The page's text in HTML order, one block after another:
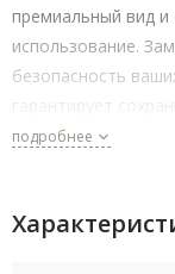
премиальный вид
использование.
безопасность
гарантирует
время поездки.
двойными
подробнее